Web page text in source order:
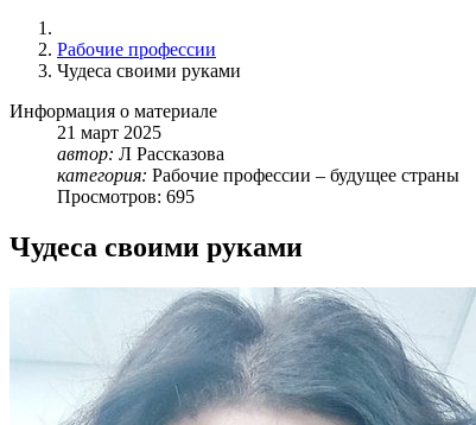
Рабочие профессии
Чудеса своими руками
Информация о материале
21 март 2025
автор: Л Рассказова
категория: Рабочие профессии – будущее страны
Просмотров: 695
Чудеса своими руками